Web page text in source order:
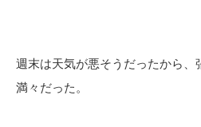
週末は天気が悪そうだったから、
満々だった。